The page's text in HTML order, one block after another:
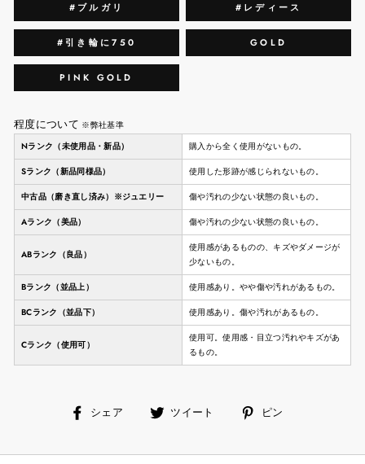
#ブルガリ #レディース
#引き輪に750 GOLD
PINK GOLD
程度について ※弊社基準
Nランク（未使用品・新品）
購入から全く使用がないもの。
Sランク（新品同様品） 使用した形跡が感じられないもの。
中古品（磨き直し済み）※ジュエリー 傷や汚れの少ない状態の良いもの。
Aランク（美品） 傷や汚れの少ない状態の良いもの。
ABランク（良品）
使用感があるものの、キズやダメージが
少ないもの。
Bランク（並品上） 使用感あり。やや傷や汚れがあるもの。
BCランク（並品下） 使用感あり。傷や汚れがあるもの。
Cランク（使用可）
使用可。使用感・目立つ汚れやキズがあ
るもの。
シェア
facebookツイート ピン